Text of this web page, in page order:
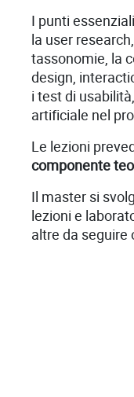
I punti
la user
tassonomie, la
design,
i test di
artificiale nel
Le lezioni
componente
Il master si
lezioni e
altre da seguire